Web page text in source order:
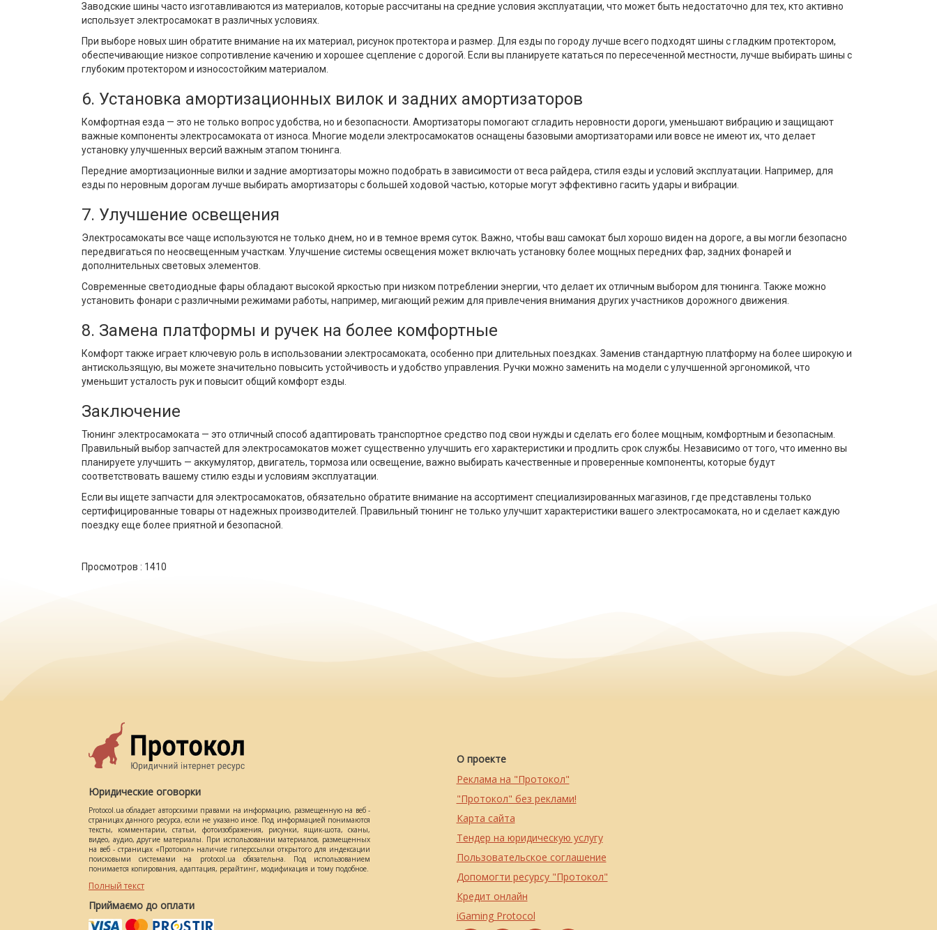
Заводские шины часто изготавливаются из материалов, которые рассчитаны на средние условия эксплуатации, что может быть недостаточно для тех, кто активно
использует электросамокат в различных условиях.
При выборе новых шин обратите внимание на их материал, рисунок протектора и размер. Для езды по городу лучше всего подходят шины с гладким протектором,
обеспечивающие низкое сопротивление качению и хорошее сцепление с дорогой. Если вы планируете кататься по пересеченной местности, лучше выбирать шины с
глубоким протектором и износостойким материалом.
6. Установка амортизационных вилок и задних амортизаторов
Комфортная езда — это не только вопрос удобства, но и безопасности. Амортизаторы помогают сгладить неровности дороги, уменьшают вибрацию и защищают
важные компоненты электросамоката от износа. Многие модели электросамокатов оснащены базовыми амортизаторами или вовсе не имеют их, что делает
установку улучшенных версий важным этапом тюнинга.
Передние амортизационные вилки и задние амортизаторы можно подобрать в зависимости от веса райдера, стиля езды и условий эксплуатации. Например, для
езды по неровным дорогам лучше выбирать амортизаторы с большей ходовой частью, которые могут эффективно гасить удары и вибрации.
7. Улучшение освещения
Электросамокаты все чаще используются не только днем, но и в темное время суток. Важно, чтобы ваш самокат был хорошо виден на дороге, а вы могли безопасно
передвигаться по неосвещенным участкам. Улучшение системы освещения может включать установку более мощных передних фар, задних фонарей и
дополнительных световых элементов.
Современные светодиодные фары обладают высокой яркостью при низком потреблении энергии, что делает их отличным выбором для тюнинга. Также можно
установить фонари с различными режимами работы, например, мигающий режим для привлечения внимания других участников дорожного движения.
8. Замена платформы и ручек на более комфортные
Комфорт также играет ключевую роль в использовании электросамоката, особенно при длительных поездках. Заменив стандартную платформу на более широкую и
антискользящую, вы можете значительно повысить устойчивость и удобство управления. Ручки можно заменить на модели с улучшенной эргономикой, что
уменьшит усталость рук и повысит общий комфорт езды.
Заключение
Тюнинг электросамоката — это отличный способ адаптировать транспортное средство под свои нужды и сделать его более мощным, комфортным и безопасным.
Правильный выбор запчастей для электросамокатов может существенно улучшить его характеристики и продлить срок службы. Независимо от того, что именно вы
планируете улучшить — аккумулятор, двигатель, тормоза или освещение, важно выбирать качественные и проверенные компоненты, которые будут
соответствовать вашему стилю езды и условиям эксплуатации.
Если вы ищете запчасти для электросамокатов, обязательно обратите внимание на ассортимент специализированных магазинов, где представлены только
сертифицированные товары от надежных производителей. Правильный тюнинг не только улучшит характеристики вашего электросамоката, но и сделает каждую
поездку еще более приятной и безопасной.
Просмотров : 1410
Юридические оговорки
Protocol.ua обладает авторскими правами на информацию, размещенную на веб -
страницах данного ресурса, если не указано иное. Под информацией понимаются
тексты, комментарии, статьи, фотоизображения, рисунки, ящик-шота, сканы,
видео, аудио, другие материалы. При использовании материалов, размещенных
на веб - страницах «Протокол» наличие гиперссылки открытого для индексации
поисковыми системами на protocol.ua обязательна. Под использованием
понимается копирования, адаптация, рерайтинг, модификация и тому подобное.
Полный текст
Приймаємо до оплати
О проекте
Реклама на "Протокол"
"Протокол" без реклами!
Карта сайта
Тендер на юридическую услугу
Пользовательское соглашение
Допомогти ресурсу "Протокол"
Кредит онлайн
iGaming Protocol